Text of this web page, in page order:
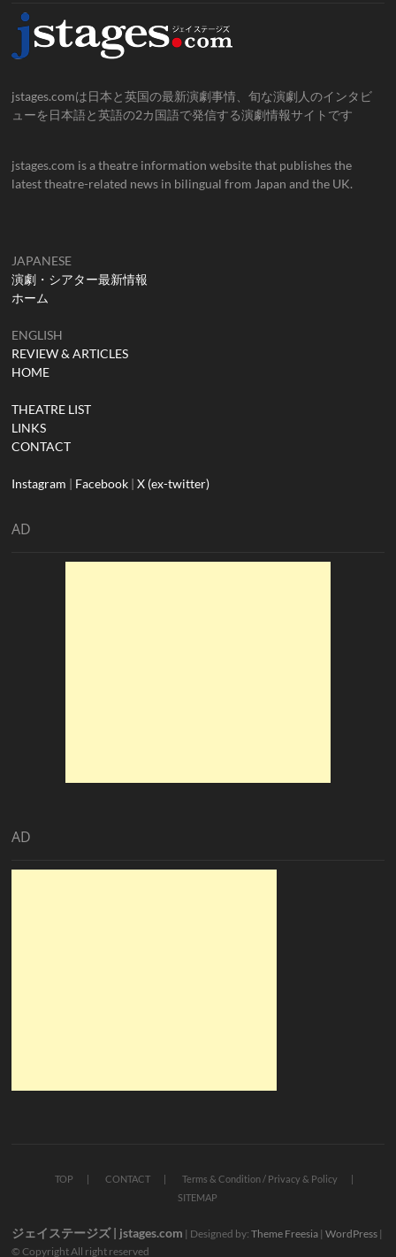
jstages.comは日本と英国の最新演劇事情、旬な演劇人のインタビ
ューを日本語と英語の2カ国語で発信する演劇情報サイトです
jstages.com is a theatre information website that publishes the
latest theatre-related news in bilingual from Japan and the UK.
JAPANESE
演劇・シアター最新情報
ホーム
ENGLISH
REVIEW & ARTICLES
HOME
THEATRE LIST
LINKS
CONTACT
Instagram | Facebook |X (ex-twitter)
AD
AD
TOP CONTACT
Terms & Condition / Privacy & Policy
SITEMAP
ジェイステージズ | jstages.com | Designed by:Theme Freesia |WordPress |
© Copyright All right reserved